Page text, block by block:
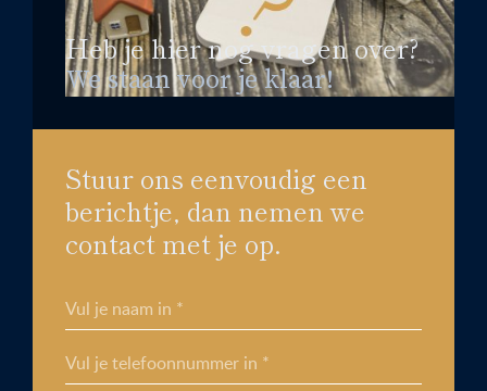
Heb je hier nog vragen over?
We staan voor je klaar!
Stuur ons eenvoudig een
berichtje, dan nemen we
contact met je op.
Vul je naam in *
Vul je telefoonnummer in *